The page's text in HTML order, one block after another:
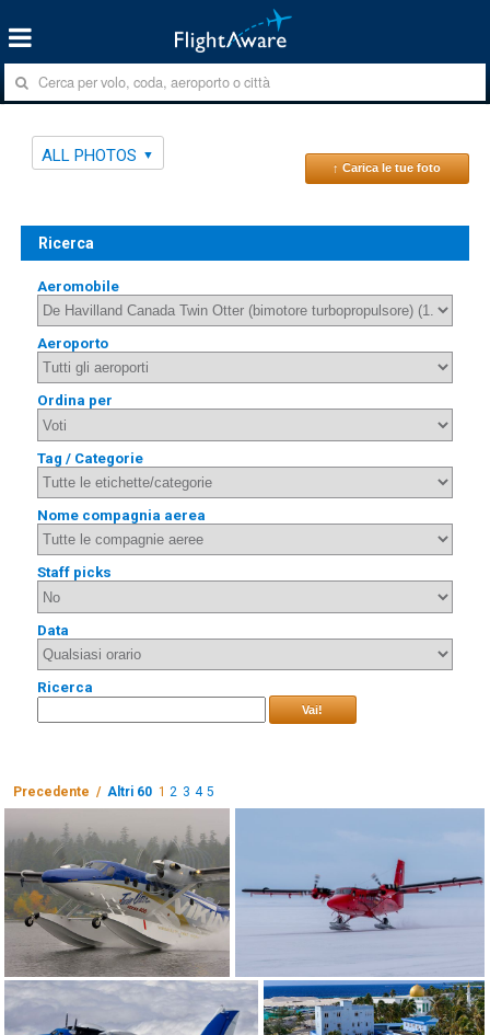
ALL PHOTOS
↑ Carica le tue foto
Ricerca
Aeromobile
Aeroporto
Ordina per
Tag / Categorie
Nome compagnia aerea
Staff picks
Data
Ricerca
Vai!
Precedente / Altri 60 1 2 3 4 5